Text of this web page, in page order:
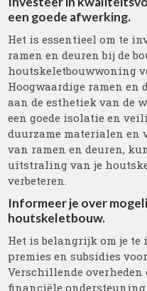
een goede afwerking.
Het is essentieel om te
ramen en deuren bij de
houtskeletbouwwoning
Hoogwaardige ramen en
aan de esthetiek van de
een goede isolatie en
duurzame materialen en
van ramen en deuren,
uitstraling van je
verbeteren.
Informeer je over
houtskeletbouw.
Het is belangrijk om je
premies en subsidies
Verschillende
financiële